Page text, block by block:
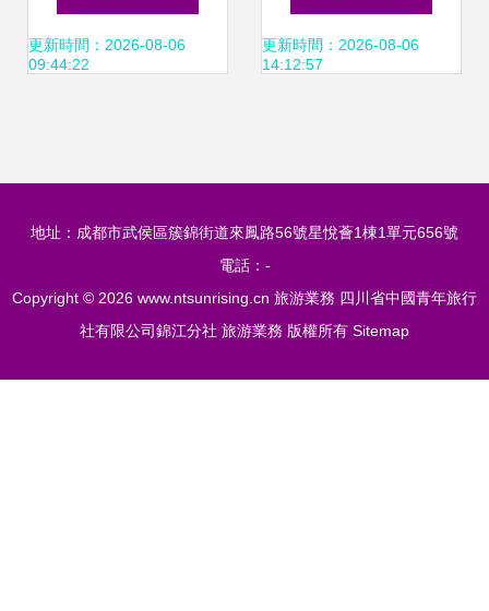
與業務創新
更新時間：2026-08-06
09:44:22
共繪文旅融合發展
更新時間：2026-08-06
14:12:57
地址：成都市武侯區簇錦街道來鳳路56號星悅薈1棟1單元656號
電話：-
Copyright © 2026 www.ntsunrising.cn 旅游業務 四川省中國青年旅行
社有限公司錦江分社 旅游業務 版權所有 Sitemap